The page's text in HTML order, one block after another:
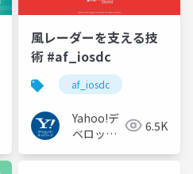
⾵レーダーを⽀える技
術 #af_iosdc
af_iosdc
Yahoo!デ
ベロッパ
6.5K